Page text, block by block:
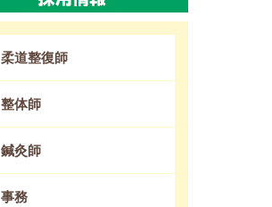
柔道整復師
整体師
鍼灸師
事務